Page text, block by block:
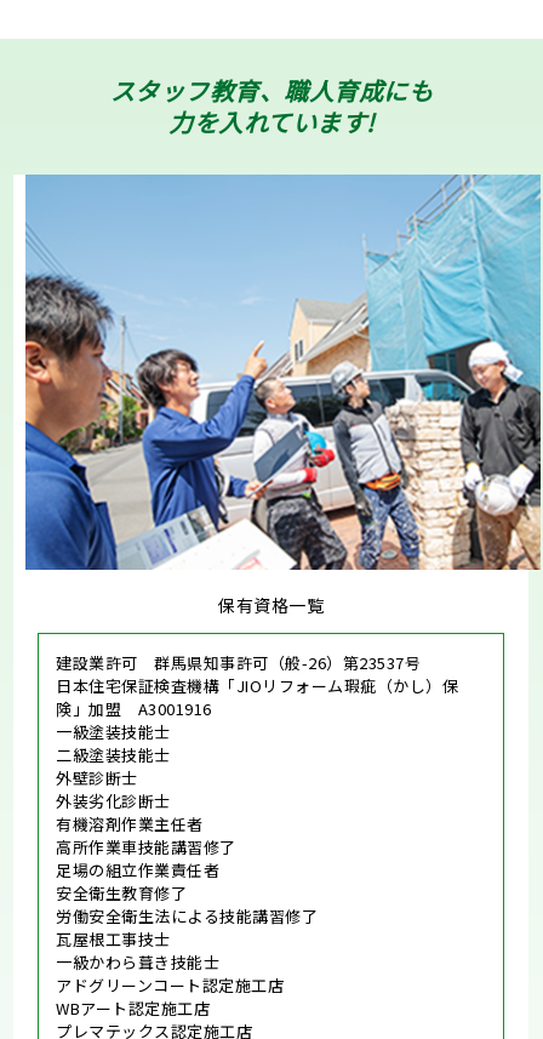
スタッフ教育、職人育成にも
力を入れています!
保有資格一覧
建設業許可 群馬県知事許可（般-26）第23537号
日本住宅保証検査機構「JIOリフォーム瑕疵（かし）保
険」加盟 A3001916
一級塗装技能士
二級塗装技能士
外壁診断士
外装劣化診断士
有機溶剤作業主任者
高所作業車技能講習修了
足場の組立作業責任者
安全衛生教育修了
労働安全衛生法による技能講習修了
瓦屋根工事技士
一級かわら葺き技能士
アドグリーンコート認定施工店
WBアート認定施工店
プレマテックス認定施工店